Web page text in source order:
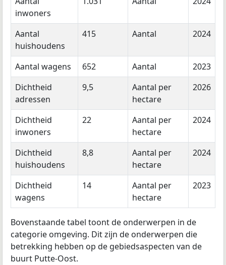
inwoners
Aantal
huishoudens
415 Aantal 2024
Aantal wagens 652 Aantal
2023
Dichtheid
adressen
9,5
Aantal per
hectare
2026
Dichtheid
inwoners
22
Aantal per
hectare
2024
Dichtheid
huishoudens
8,8
Aantal per
hectare
2024
Dichtheid
wagens
14
Aantal per
hectare
2023
Bovenstaande tabel toont de onderwerpen in de
categorie omgeving. Dit zijn de onderwerpen die
betrekking hebben op de gebiedsaspecten van de
buurt Putte-Oost.